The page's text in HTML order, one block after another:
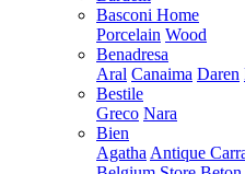
Basconi Home
Porcelain Wood
Benadresa
Aral Canaima Daren
Bestile
Greco Nara
Bien
Agatha Antique